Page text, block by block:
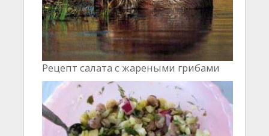
Рецепт салата с жареными грибами